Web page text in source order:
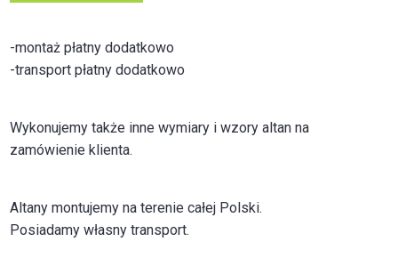
-montaż płatny dodatkowo
-transport płatny dodatkowo
Wykonujemy także inne wymiary i wzory altan na
zamówienie klienta.
Altany montujemy na terenie całej Polski.
Posiadamy własny transport.